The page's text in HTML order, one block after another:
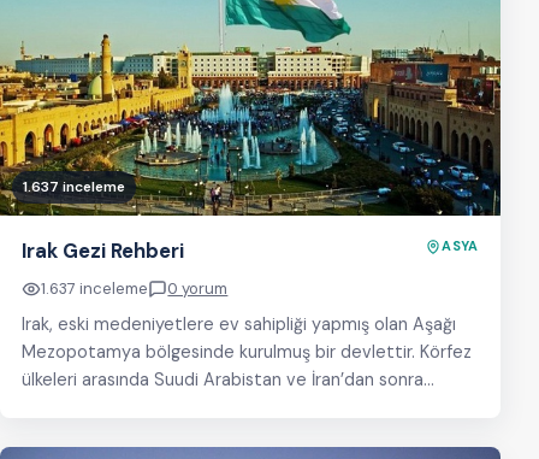
1.637 inceleme
Irak Gezi Rehberi ASYA
1.637 inceleme 0 yorum
Irak, eski medeniyetlere ev sahipliği yapmış olan Aşağı
Mezopotamya bölgesinde kurulmuş bir devlettir. Körfez
ülkeleri arasında Suudi Arabistan ve İran’dan sonra